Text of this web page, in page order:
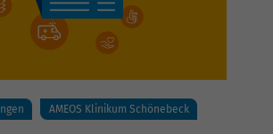
AMEOS Klinikum Schönebeck